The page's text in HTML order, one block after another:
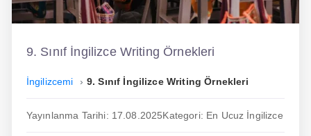
İngilizce
Dil Eğitimi
9. Sınıf İngilizce Writing Örnekleri
İngilizcemi 9. Sınıf İngilizce Writing Örnekleri
Yayınlanma Tarihi: 17.08.2025Kategori: En Ucuz İngilizce